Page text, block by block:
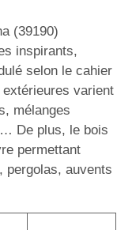
(39190)
inspirants,
selon le cahier
varient
mélanges
De plus, le bois
permettant
pergolas, auvents